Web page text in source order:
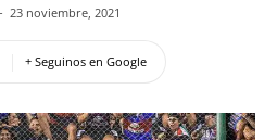
- 23 noviembre, 2021
+ Seguinos en Google